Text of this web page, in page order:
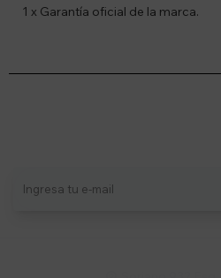
1 x Garantía oficial de la marca.